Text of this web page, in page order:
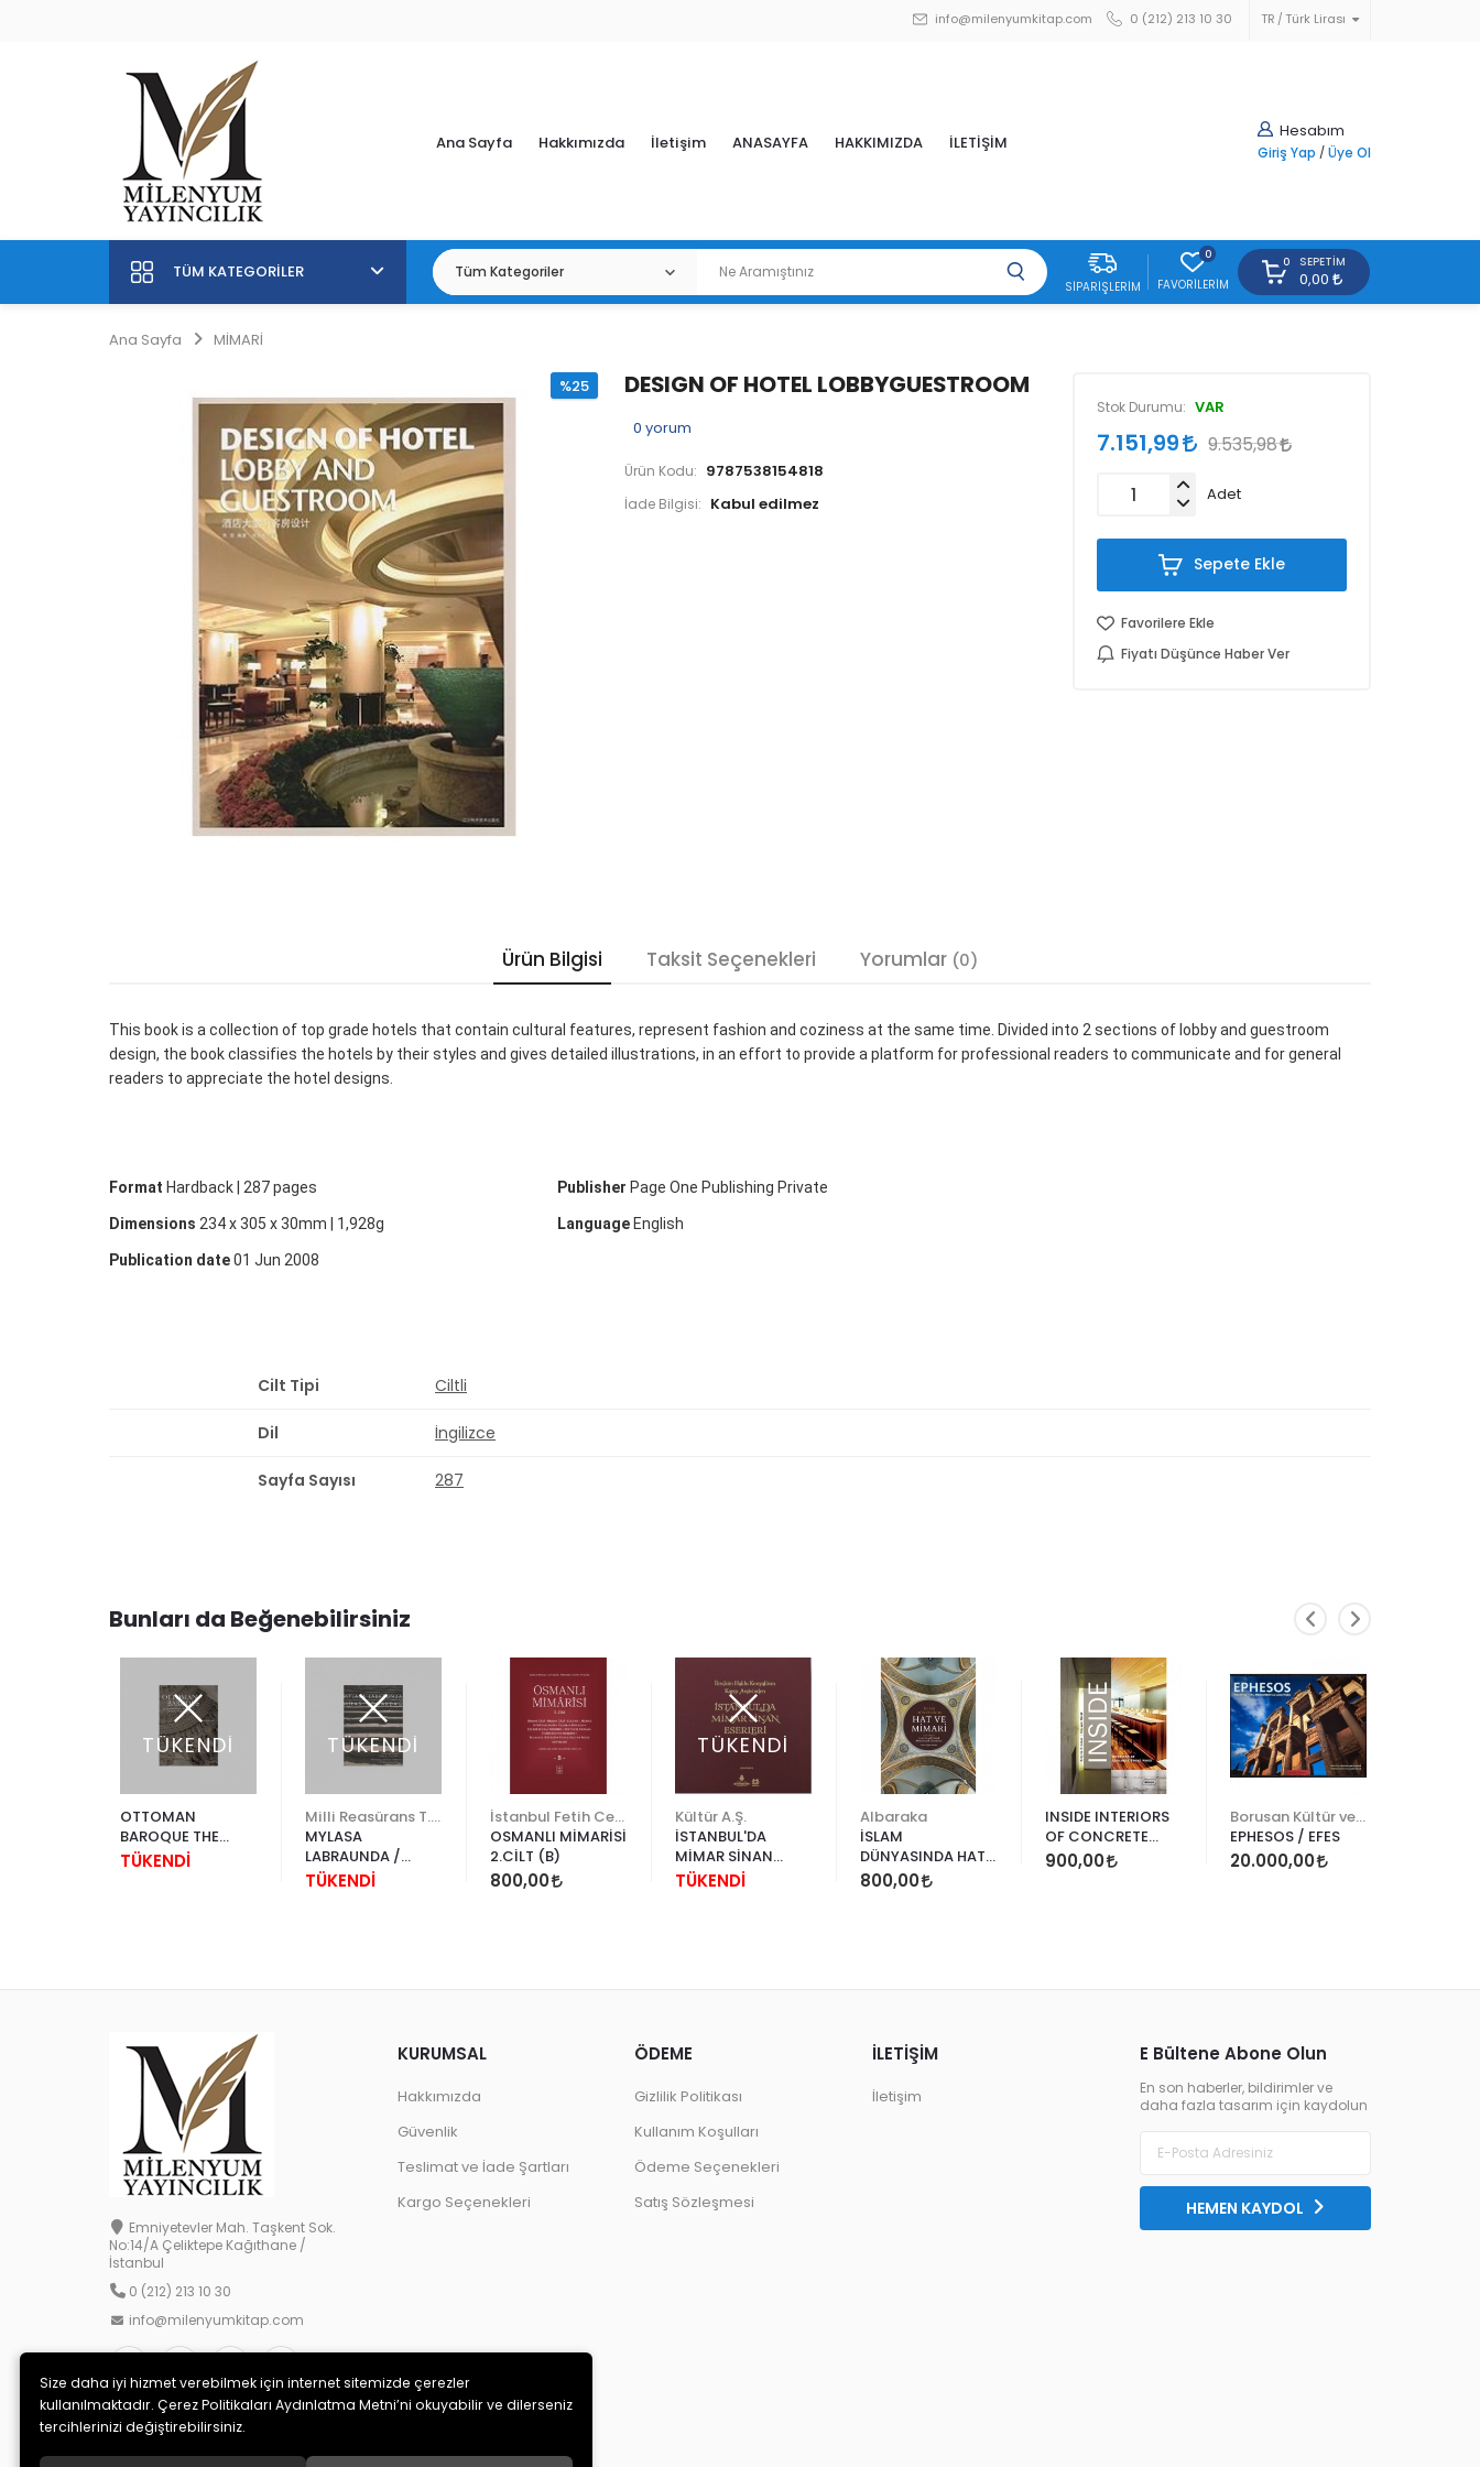
TR Türk Lirası
info@milenyumkitap.com 0 (212) 213 10 30
Hesabım
Giriş Yap / Üye Ol
Ana Sayfa Hakkımızda İletişim ANASAYFA HAKKIMIZDA İLETİŞİM
TÜM KATEGORILER
SIPARIŞLERIM
0
FAVORILERIM
0 SEPETIM
0,00
Ana Sayfa MİMARİ
%25 DESIGN OF HOTEL LOBBYGUESTROOM
0 yorum
Ürün Kodu: 9787538154818
İade Bilgisi:
Stok Durumu: VAR
7.151,99 9.535,98
Adet
Sepete Ekle
Favorilere Ekle
Fiyatı Düşünce Haber Ver
Ürün Bilgisi Taksit Seçenekleri Yorumlar (0)
This book is a collection of top grade hotels that contain cultural features, represent fashion and coziness at the same time. Divided into 2 sections of lobby and guestroom
design, the book classifies the hotels by their styles and gives detailed illustrations, in an effort to provide a platform for professional readers to communicate and for general
readers to appreciate the hotel designs.
Format Hardback | 287 pages
Dimensions 234 x 305 x 30mm | 1,928g
Publication date01 Jun 2008
Publisher Page One Publishing Private
Language English
Cilt Tipi Ciltli
Dil İngilizce
Sayfa Sayısı 287
Bunları da Beğenebilirsiniz
TÜKENDİ
OTTOMAN
BAROQUE THE
ARCHTEENTH-
TÜKENDİ
TÜKENDİ
MYLASA
LABRAUNDA /
MİLAS ÇOMAKDAĞ
TÜKENDİ
OSMANLI MİMARİSİ
2.CİLT (B)
800,00
TÜKENDİ
Kültür A.Ş.
İSTANBUL'DA
MİMAR SİNAN
ESERLERİ
TÜKENDİ
Albaraka
İSLAM
DÜNYASINDA HAT
VE MİMARİ
800,00
INSIDE INTERIORS
OF CONCRETE
STONE WOOD
900,00
EPHESOS / EFES
20.000,00
Emniyetevler Mah. Taşkent Sok.
No:14/A Çeliktepe Kağıthane /
İstanbul
0 (212) 213 10 30
info@milenyumkitap.com
E Bültene Abone Olun
En son haberler, bildirimler ve
daha fazla tasarım için kaydolun
HEMEN KAYDOL
KURUMSAL
Hakkımızda
Güvenlik
Teslimat ve İade Şartları
Kargo Seçenekleri
ÖDEME
Gizlilik Politikası
Kullanım Koşulları
Ödeme Seçenekleri
Satış Sözleşmesi
İLETİŞİM
İletişim
Size daha iyi hizmet verebilmek için internet sitemizde çerezler
kullanılmaktadır. Çerez Politikaları Aydınlatma Metni’ni okuyabilir ve dilerseniz
tercihlerinizi değiştirebilirsiniz.